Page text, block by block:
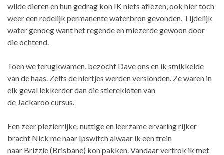
wilde dieren en hun gedrag kon IK niets aflezen, ook hier toch
weer een redelijk permanente waterbron gevonden. Tijdelijk
water genoeg want het regende en miezerde gewoon door
die ochtend.
Toen we terugkwamen, bezocht Dave ons en ik smikkelde
van de haas. Zelfs de niertjes werden verslonden. Ze waren in
elk geval lekkerder dan die stierekloten van
de Jackaroo cursus.
Een zeer plezierrijke, nuttige en leerzame ervaring rijker
bracht Nick me naar Ipswitch alwaar ik een trein
naar Brizzie (Brisbane) kon pakken. Vandaar vertrok ik met